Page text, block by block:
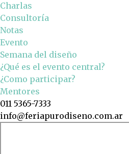
Charlas
Consultoría
Notas
Evento
Semana del diseño
¿Qué es el evento central?
¿Como participar?
Mentores
011 5365-7333
info@feriapurodiseno.com.ar